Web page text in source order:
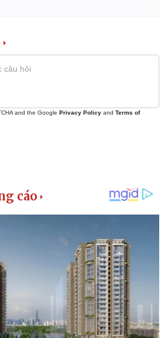
Tỷ giá
and the Google Privacy Policy and Terms of